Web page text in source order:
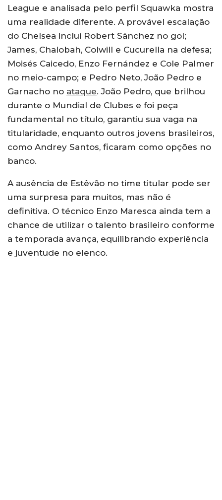
League e analisada pelo perfil Squawka mostra
uma realidade diferente. A provável escalação
do Chelsea inclui Robert Sánchez no gol;
James, Chalobah, Colwill e Cucurella na defesa;
Moisés Caicedo, Enzo Fernández e Cole Palmer
no meio-campo; e Pedro Neto, João Pedro e
Garnacho no ataque. João Pedro, que brilhou
durante o Mundial de Clubes e foi peça
fundamental no título, garantiu sua vaga na
titularidade, enquanto outros jovens brasileiros,
como Andrey Santos, ficaram como opções no
banco.
A ausência de Estêvão no time titular pode ser
uma surpresa para muitos, mas não é
definitiva. O técnico Enzo Maresca ainda tem a
chance de utilizar o talento brasileiro conforme
a temporada avança, equilibrando experiência
e juventude no elenco.